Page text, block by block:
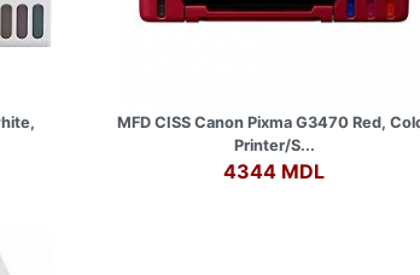
MFD CISS Canon Pixma G3470 Red,
Printer/S...
4344 MDL